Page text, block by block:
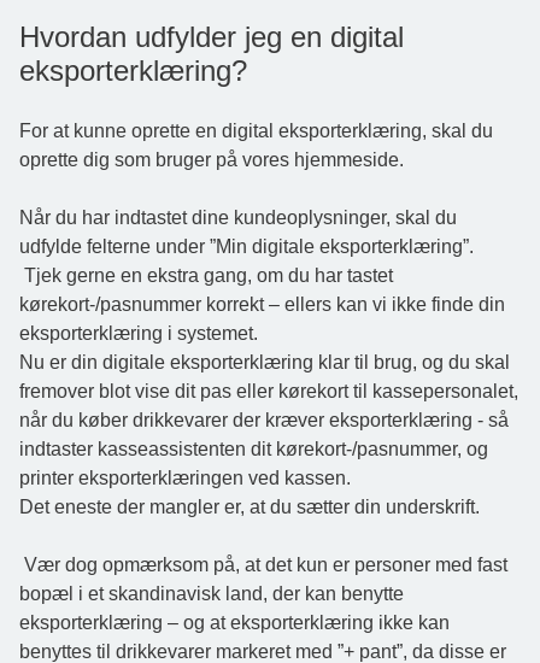
Hvordan udfylder jeg en digital
eksporterklæring?
For at kunne oprette en digital eksporterklæring, skal du
oprette dig som bruger på vores hjemmeside.
Når du har indtastet dine kundeoplysninger, skal du
udfylde felterne under ”Min digitale eksporterklæring”.
Tjek gerne en ekstra gang, om du har tastet
kørekort-/pasnummer korrekt – ellers kan vi ikke finde din
eksporterklæring i systemet.
Nu er din digitale eksporterklæring klar til brug, og du skal
fremover blot vise dit pas eller kørekort til kassepersonalet,
når du køber drikkevarer der kræver eksporterklæring - så
indtaster kasseassistenten dit kørekort-/pasnummer, og
printer eksporterklæringen ved kassen.
Det eneste der mangler er, at du sætter din underskrift.
Vær dog opmærksom på, at det kun er personer med fast
bopæl i et skandinavisk land, der kan benytte
eksporterklæring – og at eksporterklæring ikke kan
benyttes til drikkevarer markeret med ”+ pant”, da disse er